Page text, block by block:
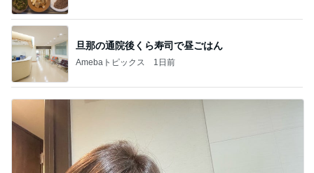
旦那の通院後くら寿司で昼ごはん
Amebaトピックス 1日前